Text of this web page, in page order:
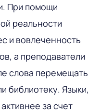
При помощи
реальности
и вовлеченность
а преподаватели
слова перемещать
библиотеку. Языки,
за счет